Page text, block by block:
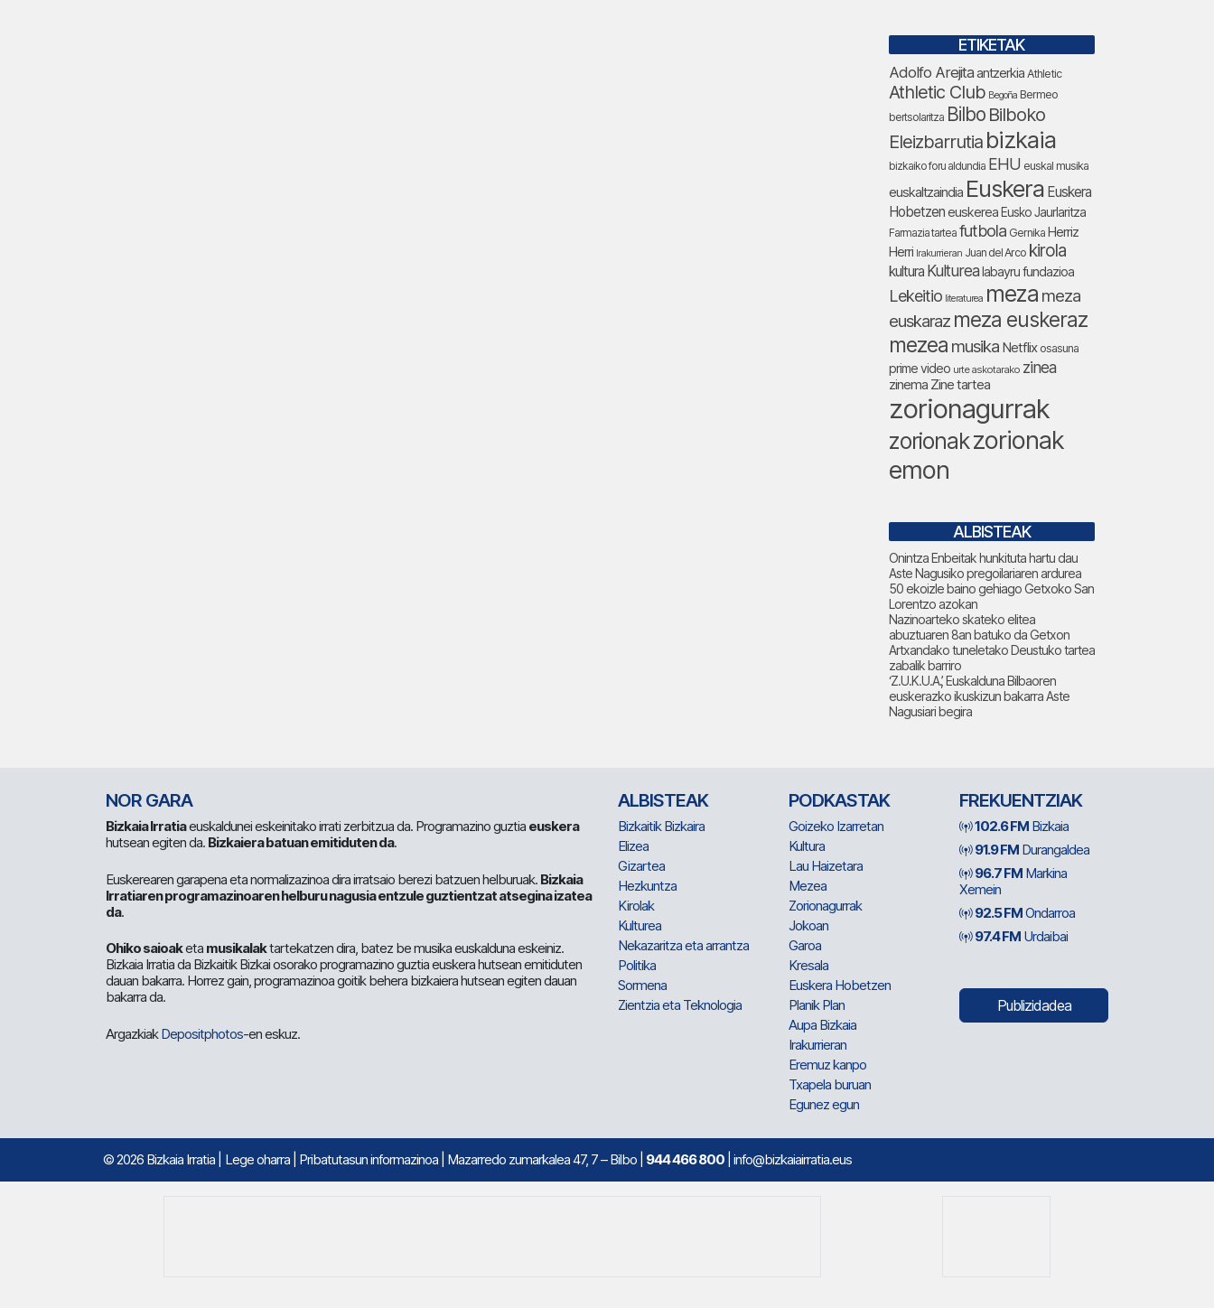
ETIKETAK
Adolfo Arejitaantzerkia Athletic
Athletic Club Begoña Bermeo
bertsolaritza Bilbo Bilboko
Eleizbarrutia bizkaia
bizkaiko foru aldundia EHU euskal musika
euskaltzaindia Euskera Euskera
Hobetzeneuskerea Eusko Jaurlaritza
Farmazia tartea futbola Gernika Herriz
Herri Irakurrieran Juan del Arco kirola
kultura Kulturealabayru fundazioa
Lekeitio literaturea meza meza
euskaraz meza euskeraz
mezea musika Netflix osasuna
prime video urte askotarako zinea
zinema Zine tartea
zorionagurrak
zorionakzorionak
emon
ALBISTEAK
Onintza Enbeitak hunkituta hartu dau
Aste Nagusiko pregoilariaren ardurea
50 ekoizle baino gehiago Getxoko San
Lorentzo azokan
Nazinoarteko skateko elitea
abuztuaren 8an batuko da Getxon
Artxandako tuneletako Deustuko tartea
zabalik barriro
‘Z.U.K.U.A.’, Euskalduna Bilbaoren
euskerazko ikuskizun bakarra Aste
Nagusiari begira
NOR GARA
Bizkaia Irratiaeuskaldunei eskeinitako irrati zerbitzua da. Programazino guztia euskera
hutsean egiten da. Bizkaiera batuan emitiduten da.
Euskerearen garapena eta normalizazinoa dira irratsaio berezi batzuen helburuak. Bizkaia
Irratiaren programazinoaren helburu nagusia entzule guztientzat atsegina izatea
da.
Ohiko saioaketa musikalaktartekatzen dira, batez be musika euskalduna eskeiniz.
Bizkaia Irratia da Bizkaitik Bizkai osorako programazino guztia euskera hutsean emitiduten
dauan bakarra. Horrez gain, programazinoa goitik behera bizkaiera hutsean egiten dauan
bakarra da.
ArgazkiakDepositphotos-en eskuz.
ALBISTEAK
Bizkaitik Bizkaira
Elizea
Gizartea
Hezkuntza
Kirolak
Kulturea
Nekazaritza eta arrantza
Politika
Sormena
Zientzia eta Teknologia
PODKASTAK
Goizeko Izarretan
Kultura
Lau Haizetara
Mezea
Zorionagurrak
Jokoan
Garoa
Kresala
Euskera Hobetzen
Planik Plan
Aupa Bizkaia
Irakurrieran
Eremuz kanpo
Txapela buruan
Egunez egun
FREKUENTZIAK
102.6 FM Bizkaia
91.9 FM Durangaldea
96.7 FM Markina
Xemein
92.5 FMOndarroa
97.4 FM Urdaibai
Publizidadea
© 2026 Bizkaia Irratia Lege oharra Pribatutasun informazinoa | Mazarredo zumarkalea 47, 7 – Bilbo | 944 466 800 | info@bizkaiairratia.eus